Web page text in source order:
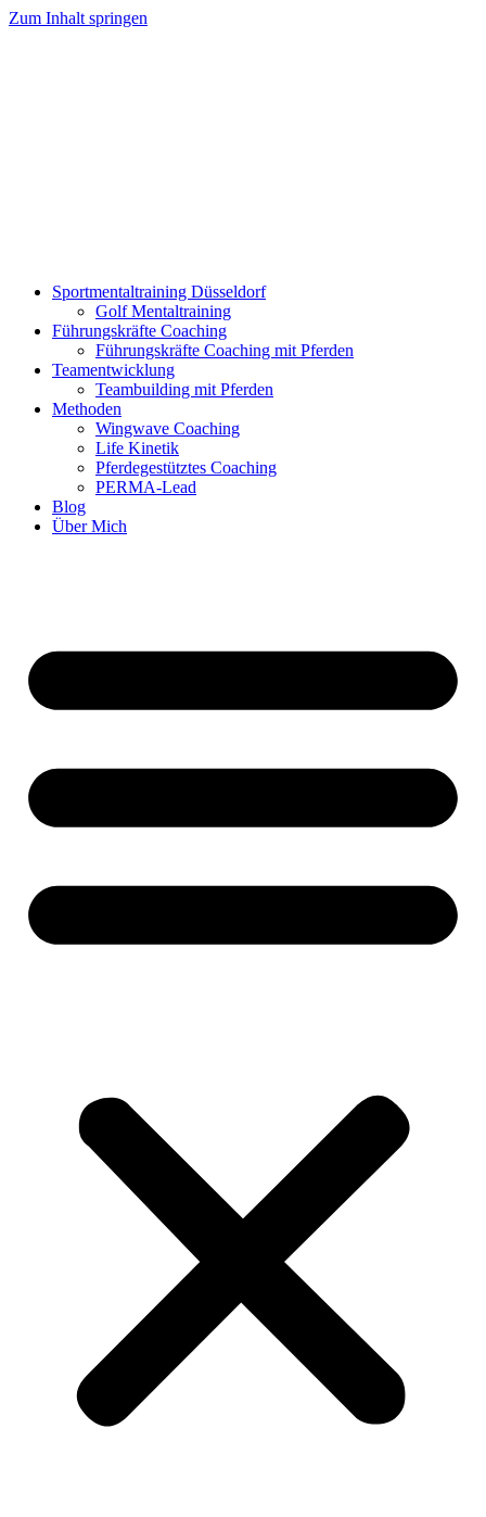
Zum Inhalt springen
Sportmentaltraining Düsseldorf
Golf Mentaltraining
Führungskräfte Coaching
Führungskräfte Coaching mit Pferden
Teamentwicklung
Teambuilding mit Pferden
Methoden
Wingwave Coaching
Life Kinetik
Pferdegestütztes Coaching
PERMA-Lead
Blog
Über Mich